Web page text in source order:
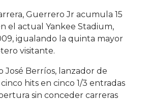
Guerrero Jr acumula 15
el actual Yankee Stadium,
igualando la quinta mayor
visitante.
Berríos, lanzador de
hits en cinco 1/3 entradas
sin conceder carreras